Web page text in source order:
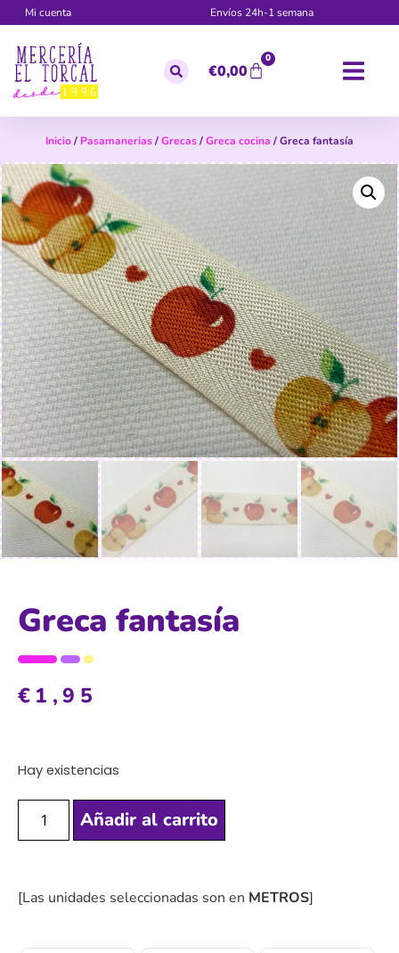
Mi cuenta Envíos 24h-1 semana
€0,00
0
Inicio/ Pasamanerias/Grecas/Greca cocina / Greca fantasía
Greca fantasía
€ 1,95
Hay existencias
Añadir al carrito
[Las unidades seleccionadas son en METROS]